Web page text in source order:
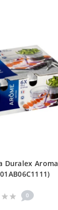
Duralex Aroma
0